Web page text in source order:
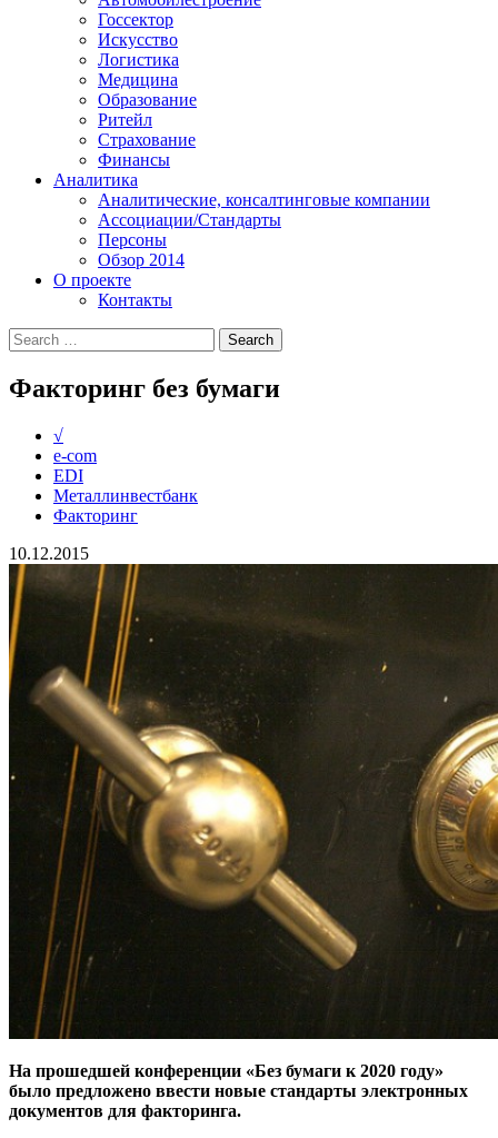
Госсектор
Искусство
Логистика
Медицина
Образование
Ритейл
Страхование
Финансы
Аналитика
Аналитические, консалтинговые компании
Ассоциации/Стандарты
Персоны
Обзор 2014
О проекте
Контакты
Факторинг без бумаги
√
e-com
EDI
Металлинвестбанк
Факторинг
10.12.2015
На прошедшей конференции «Без бумаги к 2020 году»
было предложено ввести новые стандарты электронных
документов для факторинга.